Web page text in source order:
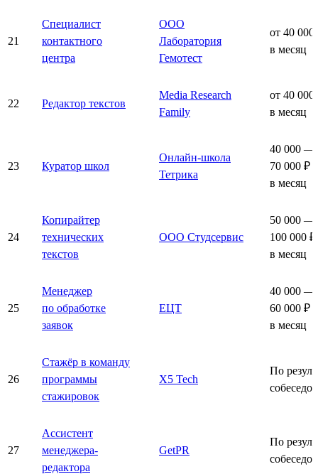
21
Специалист
контактного
центра
ООО
Лаборатория
Гемотест
от 40 000
в месяц
22 Редактор текстов
Media Research
Family
от 40 000
в месяц
23 Куратор школ
Онлайн-школа
Тетрика
40 000 —
70 000 ₽
в месяц
24
Копирайтер
технических
текстов
ООО Студсервис
50 000 —
100 000 ₽
в месяц
25
Менеджер
по обработке
заявок
ЕЦТ
40 000 —
60 000 ₽
в месяц
26
Стажёр в команду
программы
стажировок
X5 Tech
По
27
Ассистент
менеджера-
редактора
GetPR
По